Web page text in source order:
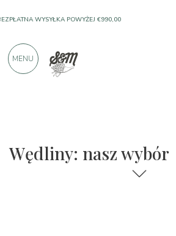
Wędliny: nasz wybór
WYSYŁKA POWYŻEJ €990,00
PRODUKTY OD DOSKONAŁYCH
MENU